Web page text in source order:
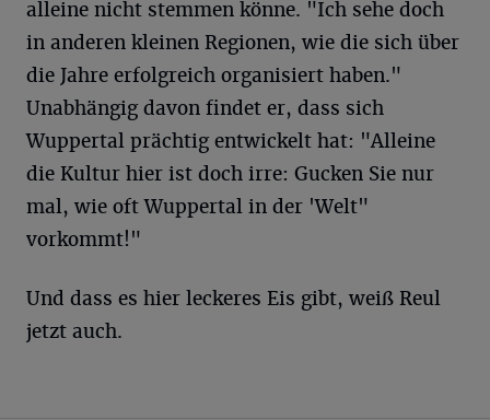
alleine nicht stemmen könne. "Ich sehe doch
in anderen kleinen Regionen, wie die sich über
die Jahre erfolgreich organisiert haben."
Unabhängig davon findet er, dass sich
Wuppertal prächtig entwickelt hat: "Alleine
die Kultur hier ist doch irre: Gucken Sie nur
mal, wie oft Wuppertal in der 'Welt"
vorkommt!"
Und dass es hier leckeres Eis gibt, weiß Reul
jetzt auch.